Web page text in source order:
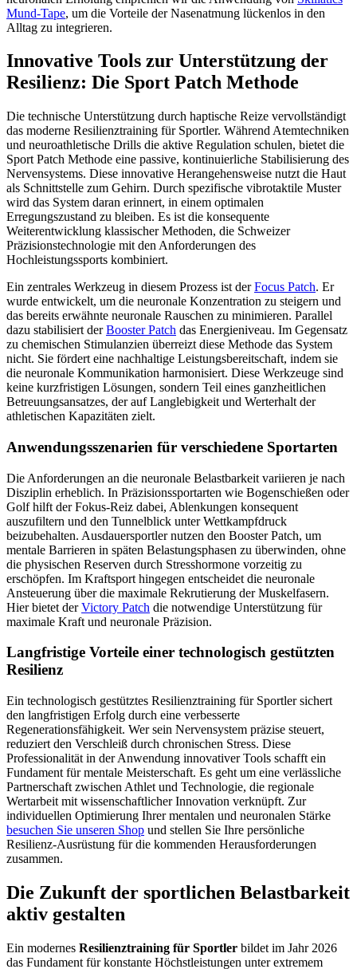
Mund-Tape, um die Vorteile der Nasenatmung lückenlos in den
Alltag zu integrieren.
Innovative Tools zur Unterstützung der
Resilienz: Die Sport Patch Methode
Die technische Unterstützung durch haptische Reize vervollständigt
das moderne Resilienztraining für Sportler. Während Atemtechniken
und neuroathletische Drills die aktive Regulation schulen, bietet die
Sport Patch Methode eine passive, kontinuierliche Stabilisierung des
Nervensystems. Diese innovative Herangehensweise nutzt die Haut
als Schnittstelle zum Gehirn. Durch spezifische vibrotaktile Muster
wird das System daran erinnert, in einem optimalen
Erregungszustand zu bleiben. Es ist die konsequente
Weiterentwicklung klassischer Methoden, die Schweizer
Präzisionstechnologie mit den Anforderungen des
Hochleistungssports kombiniert.
Ein zentrales Werkzeug in diesem Prozess ist derFocus Patch. Er
wurde entwickelt, um die neuronale Konzentration zu steigern und
das bereits erwähnte neuronale Rauschen zu minimieren. Parallel
dazu stabilisiert derBooster Patch das Energieniveau. Im Gegensatz
zu chemischen Stimulanzien überreizt diese Methode das System
nicht. Sie fördert eine nachhaltige Leistungsbereitschaft, indem sie
die neuronale Kommunikation harmonisiert. Diese Werkzeuge sind
keine kurzfristigen Lösungen, sondern Teil eines ganzheitlichen
Betreuungsansatzes, der auf Langlebigkeit und Werterhalt der
athletischen Kapazitäten zielt.
Anwendungsszenarien für verschiedene Sportarten
Die Anforderungen an die neuronale Belastbarkeit variieren je nach
Disziplin erheblich. In Präzisionssportarten wie Bogenschießen oder
Golf hilft der Fokus-Reiz dabei, Ablenkungen konsequent
auszufiltern und den Tunnelblick unter Wettkampfdruck
beizubehalten. Ausdauersportler nutzen den Booster Patch, um
mentale Barrieren in späten Belastungsphasen zu überwinden, ohne
die physischen Reserven durch Stresshormone vorzeitig zu
erschöpfen. Im Kraftsport hingegen entscheidet die neuronale
Ansteuerung über die maximale Rekrutierung der Muskelfasern.
Hier bietet derVictory Patch die notwendige Unterstützung für
maximale Kraft und neuronale Präzision.
Langfristige Vorteile einer technologisch gestützten
Resilienz
Ein technologisch gestütztes Resilienztraining für Sportler sichert
den langfristigen Erfolg durch eine verbesserte
Regenerationsfähigkeit. Wer sein Nervensystem präzise steuert,
reduziert den Verschleiß durch chronischen Stress. Diese
Professionalität in der Anwendung innovativer Tools schafft ein
Fundament für mentale Meisterschaft. Es geht um eine verlässliche
Partnerschaft zwischen Athlet und Technologie, die regionale
Wertarbeit mit wissenschaftlicher Innovation verknüpft. Zur
individuellen Optimierung Ihrer mentalen und neuronalen Stärke
besuchen Sie unseren Shop und stellen Sie Ihre persönliche
Resilienz-Ausrüstung für die kommenden Herausforderungen
zusammen.
Die Zukunft der sportlichen Belastbarkeit
aktiv gestalten
Ein modernes Resilienztraining für Sportler bildet im Jahr 2026
das Fundament für konstante Höchstleistungen unter extremem